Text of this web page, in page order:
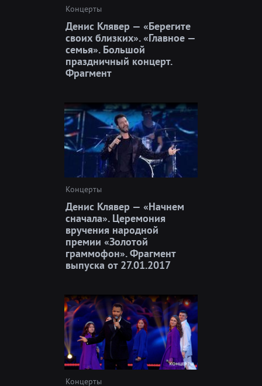
Концерты
Денис Клявер — «Берегите
своих близких». «Главное —
семья». Большой
праздничный концерт.
Фрагмент
Концерты
Денис Клявер — «Начнем
сначала». Церемония
вручения народной
премии «Золотой
граммофон». Фрагмент
выпуска от 27.01.2017
Концерты